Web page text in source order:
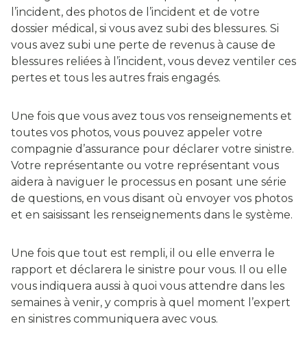
l’incident, des photos de l’incident et de votre
dossier médical, si vous avez subi des blessures. Si
vous avez subi une perte de revenus à cause de
blessures reliées à l’incident, vous devez ventiler ces
pertes et tous les autres frais engagés.
Une fois que vous avez tous vos renseignements et
toutes vos photos, vous pouvez appeler votre
compagnie d’assurance pour déclarer votre sinistre.
Votre représentante ou votre représentant vous
aidera à naviguer le processus en posant une série
de questions, en vous disant où envoyer vos photos
et en saisissant les renseignements dans le système.
Une fois que tout est rempli, il ou elle enverra le
rapport et déclarera le sinistre pour vous. Il ou elle
vous indiquera aussi à quoi vous attendre dans les
semaines à venir, y compris à quel moment l’expert
en sinistres communiquera avec vous.